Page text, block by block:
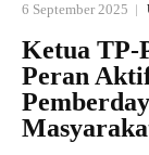
6 September 2025
Ketua TP-
Peran